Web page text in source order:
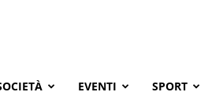
EVENTI SPORT